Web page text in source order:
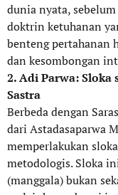
dunia nyata,
doktrin ketuhanan
benteng pertahanan
dan kesombongan
2. Adi Parwa: Sloka
Sastra
Berbeda dengan
dari Astadasaparwa
memperlakukan
metodologis. Sloka
(manggala) bukan